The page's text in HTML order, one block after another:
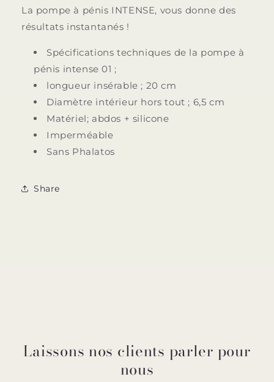
La pompe à pénis INTENSE, vous donne des
résultats instantanés !
Spécifications techniques de la pompe à
pénis intense 01 ;
longueur insérable ; 20 cm
Diamètre intérieur hors tout ; 6,5 cm
Matériel; abdos + silicone
Imperméable
Sans Phalatos
Share
Laissons nos clients parler pour
nous